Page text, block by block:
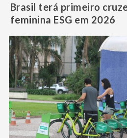
Brasil terá primeiro
feminina ESG em 2026